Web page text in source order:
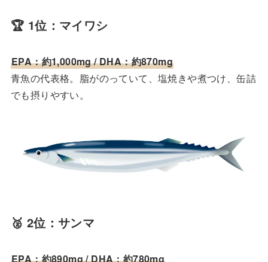
🏆 1位：マイワシ
EPA：約1,000mg / DHA：約870mg
青魚の代表格。脂がのっていて、塩焼きや煮つけ、缶詰
でも摂りやすい。
🥈 2位：サンマ
EPA：約890mg / DHA：約780mg